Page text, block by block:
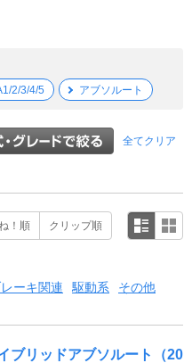
2/3/4/5 アブソルート
全てクリア
！順 クリップ順
ーキ関連 駆動系 その他
ブリッドアブソルート（20